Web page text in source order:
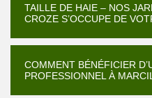
TAILLE DE HAIE – NOS
CROZE S’OCCUPE DE
COMMENT BÉNÉFICIER
PROFESSIONNEL À